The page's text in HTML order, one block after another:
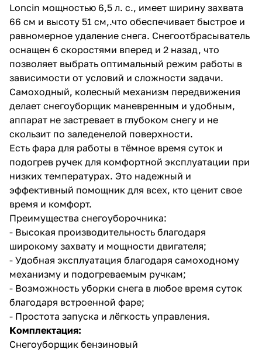
Loncin мощностью 6,5 л. с., имеет ширину захвата
66 см и высоту 51 см,.что обеспечивает быстрое и
равномерное удаление снега. Снегоотбрасыватель
оснащен 6 скоростями вперед и 2 назад, что
позволяет выбрать оптимальный режим работы в
зависимости от условий и сложности задачи.
Самоходный, колесный механизм передвижения
делает снегоуборщик маневренным и удобным,
аппарат не застревает в глубоком снегу и не
скользит по заледенелой поверхности.
Есть фара для работы в тёмное время суток и
подогрев ручек для комфортной эксплуатации при
низких температурах. Это надежный и
эффективный помощник для всех, кто ценит свое
время и комфорт.
Преимущества снегоуборочника:
- Высокая производительность благодаря
широкому захвату и мощности двигателя;
- Удобная эксплуатация благодаря самоходному
механизму и подогреваемым ручкам;
- Возможность уборки снега в любое время суток
благодаря встроенной фаре;
- Простота запуска и лёгкость управления.
Комплектация:
Снегоуборщик бензиновый
раз в 2 недели